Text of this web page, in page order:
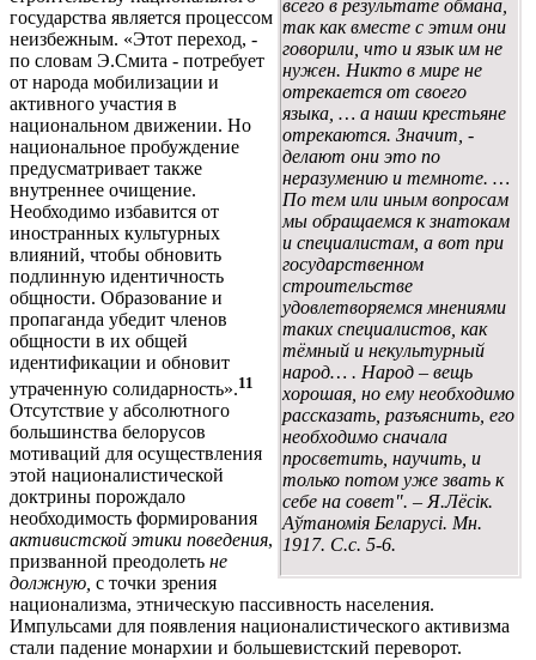
всего в результате обмана,
так как вместе с этим они
говорили, что и язык им не
нужен. Никто в мире не
отрекается от своего
языка, … а наши крестьяне
отрекаются. Значит, -
делают они это по
неразумению и темноте. …
По тем или иным вопросам
мы обращаемся к знатокам
и специалистам, а вот при
государственном
строительстве
удовлетворяемся мнениями
таких специалистов, как
тёмный и некультурный
народ… . Народ – вещь
хорошая, но ему необходимо
рассказать, разъяснить, его
необходимо сначала
просветить, научить, и
только потом уже звать к
себе на совет". – Я.Лёсік.
Аўтаномія Беларусі. Мн.
1917. С.с. 5-6.
государства является процессом
неизбежным. «Этот переход, -
по словам Э.Смита - потребует
от народа мобилизации и
активного участия в
национальном движении. Но
национальное пробуждение
предусматривает также
внутреннее очищение.
Необходимо избавится от
иностранных культурных
влияний, чтобы обновить
подлинную идентичность
общности. Образование и
пропаганда убедит членов
общности в их общей
идентификации и обновит
утраченную солидарность».11
Отсутствие у абсолютного
большинства белорусов
мотиваций для осуществления
этой националистической
доктрины порождало
необходимость формирования
активистской этики поведения,
призванной преодолеть не
должную, с точки зрения
национализма, этническую пассивность населения.
Импульсами для появления националистического активизма
стали падение монархии и большевистский переворот.